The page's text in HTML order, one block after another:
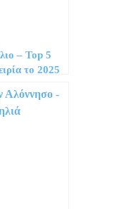
– Top 5
το 2025